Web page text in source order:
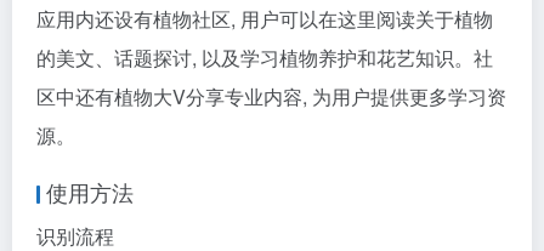
应用内还设有植物社区, 用户可以在这里阅读关于植物
的美文、话题探讨, 以及学习植物养护和花艺知识。社
区中还有植物大V分享专业内容, 为用户提供更多学习资
源。
使用方法
识别流程